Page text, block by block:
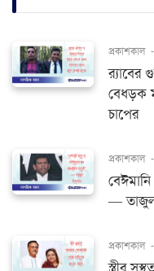
প্রকাশকাল -
র‍্যাবের
বেধড়ক
চাপের
প্রকাশকাল -
—
প্রকাশকাল -